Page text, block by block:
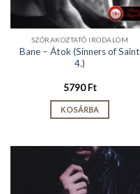
SZÓRAKOZTATÓ IRODALOM
Bane – Átok (Sinners of Saint
4.)
5790Ft
KOSÁRBA